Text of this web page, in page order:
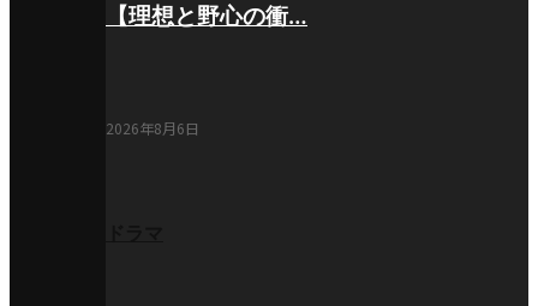
【理想と野心の衝…
2026年8月6日